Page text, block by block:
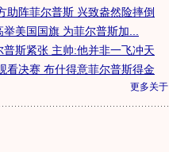
助阵菲尔普斯 兴致盎然险摔倒
美国国旗 为菲尔普斯加...
普斯紧张 主帅:他并非一飞冲天
看决赛 布什得意菲尔普斯得金
更多关于